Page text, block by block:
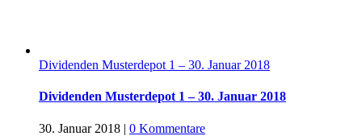
Dividenden Musterdepot 1 – 30. Januar 2018
Dividenden Musterdepot 1 – 30. Januar 2018
30. Januar 2018 | 0 Kommentare